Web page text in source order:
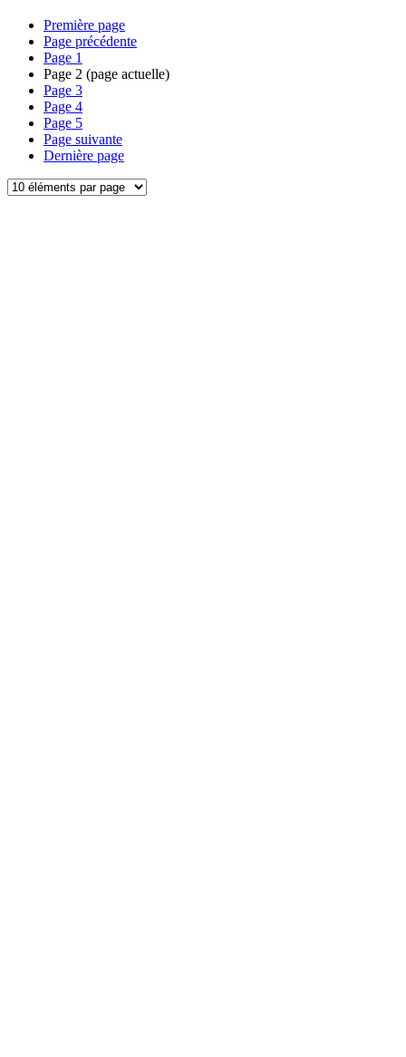
Première page
Page précédente
Page 1
Page 2 (page actuelle)
Page 3
Page 4
Page 5
Page suivante
Dernière page